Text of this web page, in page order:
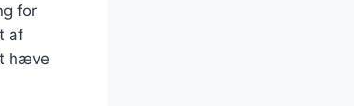
for
af
hæve